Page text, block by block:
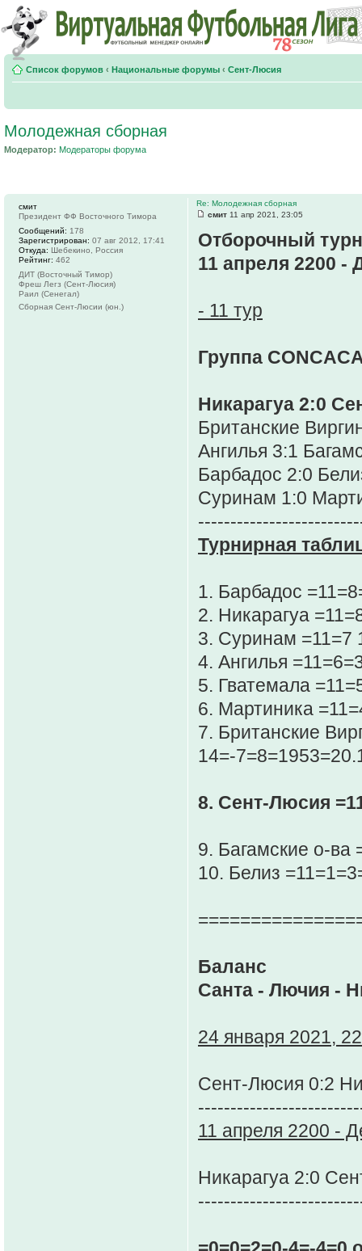
Список форумов ‹ Национальные форумы ‹ Сент-Люсия
Молодежная сборная
Модератор: Модераторы форума
Re: Молодежная сборная
смит 11 апр 2021, 23:05
Отборочный
11 апреля 2200 -
- 11 тур
Группа
Никарагуа 2:0
Британские
Ангилья 3:1
Барбадос 2:0
Суринам 1:0
Турнирная
1. Барбадос
2. Никарагуа
3. Суринам =11=7
4. Ангилья
5. Гватемала
6. Мартиника
7. Британские
14=-
8. Сент-Люсия
9. Багамские о-ва
10. Белиз
Баланс
Санта - Лючия -
24 января 2021,
Сент-Люсия 0:2
11 апреля 2200 -
Никарагуа 2:0
смит
Президент ФФ Восточного Тимора
Сообщений: 178
Зарегистрирован: 07 авг 2012, 17:41
Откуда: Шебекино, Россия
Рейтинг: 462
ДИТ (Восточный Тимор)
Фреш Легз (Сент-Люсия)
Раил (Сенегал)
Сборная Сент-Люсии (юн.)